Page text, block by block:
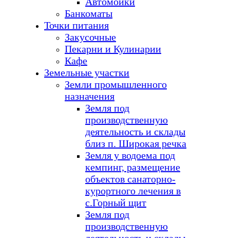
Банкоматы
Точки питания
Закусочные
Пекарни и Кулинарии
Кафе
Земельные участки
Земли промышленного
назначения
Земля под
производственную
деятельность и склады
близ п. Широкая речка
Земля у водоема под
кемпинг, размещение
объектов санаторно-
курортного лечения в
с.Горный щит
Земля под
производственную